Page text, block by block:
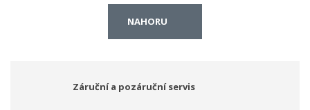
NAHORU
Záruční a pozáruční servis